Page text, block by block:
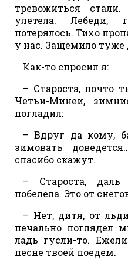
тревожиться
улетела.
потерялось. Тихо
у нас. Защемило туже
Как-то спросил я:
– Староста, почто
Четьи-Минеи,
погладил:
– Вдруг да кому,
зимовать
спасибо скажут.
– Староста,
побелела. Это от
– Нет, дитя, от
печально поглядел
ладь гусли-то.
песне твоей поедем.